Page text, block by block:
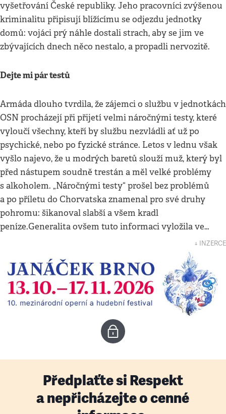
vyšetřování České republiky. Jeho pracovníci zvýšenou
kriminalitu připisují blížícímu se odjezdu jednotky
domů: vojáci prý náhle dostali strach, aby se jim ve
zbývajících dnech něco nestalo, a propadli nervozitě.
Dejte mi pár testů
Armáda dlouho tvrdila, že zájemci o službu v jednotkách
OSN procházejí při přijetí velmi náročnými testy, které
vyloučí všechny, kteří by službu nezvládli ať už po
psychické, nebo po fyzické stránce. Letos v lednu však
vyšlo najevo, že u modrých baretů slouží muž, který byl
před nástupem soudně trestán a měl velké problémy
s alkoholem. „Náročnými testy“ prošel bez problémů
a po příletu do Chorvatska znamenal pro své druhy
pohromu: šikanoval slabší a všem kradl
peníze.Generalita ovšem tuto informaci vyložila ve…
↓ INZERCE
Předplaťte si Respekt
a nepřicházejte o cenné